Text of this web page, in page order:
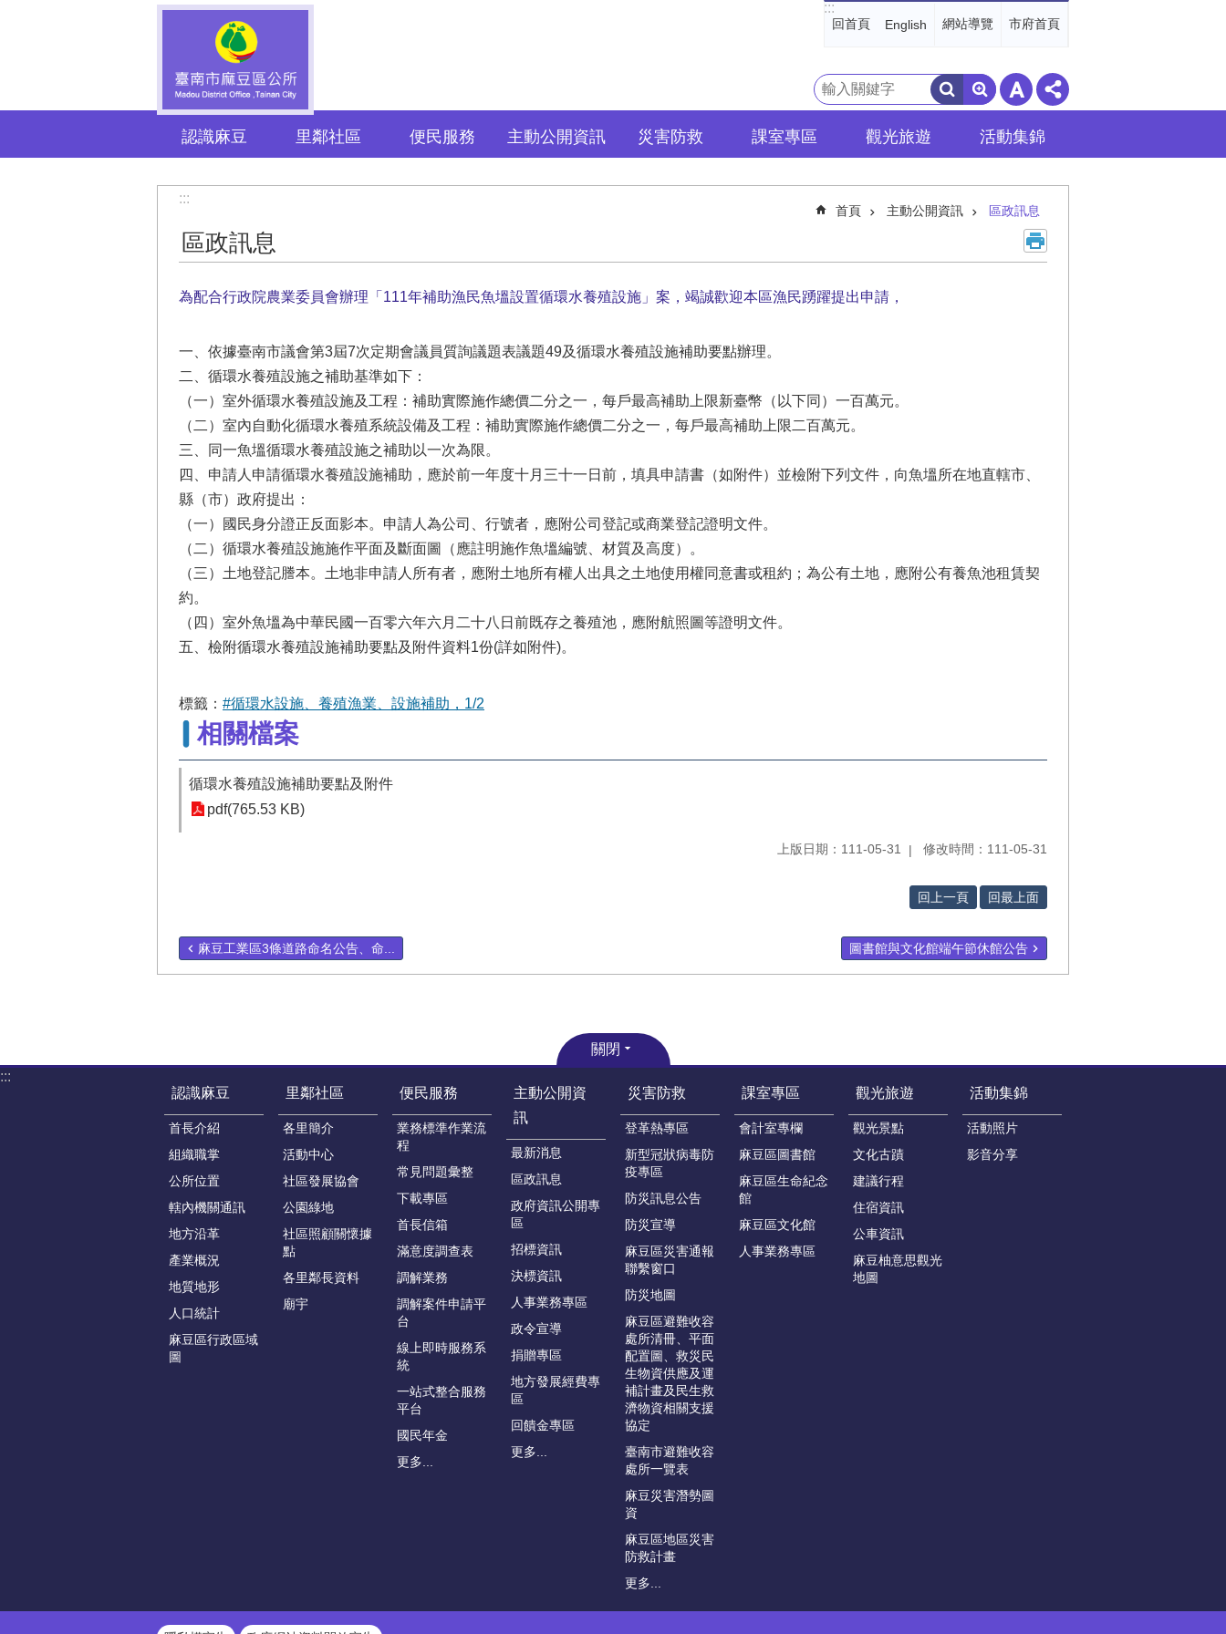
:::
回首頁 English 網站導覽 市府首頁
搜
尋
認識麻豆 里鄰社區 便民服務 主動公開資訊 災害防救 課室專區 觀光旅遊 活動集錦
:::
首頁 主動公開資訊 區政訊息
區政訊息
為配合行政院農業委員會辦理「111年補助漁民魚塭設置循環水養殖設施」案，竭誠歡迎本區漁民踴躍提出申請，
一、依據臺南市議會第3屆7次定期會議員質詢議題表議題49及循環水養殖設施補助要點辦理。
二、循環水養殖設施之補助基準如下：
（一）室外循環水養殖設施及工程：補助實際施作總價二分之一，每戶最高補助上限新臺幣（以下同）一百萬元。
（二）室內自動化循環水養殖系統設備及工程：補助實際施作總價二分之一，每戶最高補助上限二百萬元。
三、同一魚塭循環水養殖設施之補助以一次為限。
四、申請人申請循環水養殖設施補助，應於前一年度十月三十一日前，填具申請書（如附件）並檢附下列文件，向魚塭所在地直轄市、
縣（市）政府提出：
（一）國民身分證正反面影本。申請人為公司、行號者，應附公司登記或商業登記證明文件。
（二）循環水養殖設施施作平面及斷面圖（應註明施作魚塭編號、材質及高度）。
（三）土地登記謄本。土地非申請人所有者，應附土地所有權人出具之土地使用權同意書或租約；為公有土地，應附公有養魚池租賃契
約。
（四）室外魚塭為中華民國一百零六年六月二十八日前既存之養殖池，應附航照圖等證明文件。
五、檢附循環水養殖設施補助要點及附件資料1份(詳如附件)。
標籤： #循環水設施、養殖漁業、設施補助，1/2
相關檔案
循環水養殖設施補助要點及附件
pdf(765.53 KB)
上版日期：111-05-31 修改時間：111-05-31
回上一頁 回最上面
麻豆工業區3條道路命名公告、命... 圖書館與文化館端午節休館公告
關閉
:::
認識麻豆
首長介紹
組織職掌
公所位置
轄內機關通訊
地方沿革
產業概況
地質地形
人口統計
麻豆區行政區域
圖
里鄰社區
各里簡介
活動中心
社區發展協會
公園綠地
社區照顧關懷據
點
各里鄰長資料
廟宇
便民服務
業務標準作業流
程
常見問題彙整
下載專區
首長信箱
滿意度調查表
調解業務
調解案件申請平
台
線上即時服務系
統
一站式整合服務
平台
國民年金
更多...
主動公開資
訊
最新消息
區政訊息
政府資訊公開專
區
招標資訊
決標資訊
人事業務專區
政令宣導
捐贈專區
地方發展經費專
區
回饋金專區
更多...
災害防救
登革熱專區
新型冠狀病毒防
疫專區
防災訊息公告
防災宣導
麻豆區災害通報
聯繫窗口
防災地圖
麻豆區避難收容
處所清冊、平面
配置圖、救災民
生物資供應及運
補計畫及民生救
濟物資相關支援
協定
臺南市避難收容
處所一覽表
麻豆災害潛勢圖
資
麻豆區地區災害
防救計畫
更多...
課室專區
會計室專欄
麻豆區圖書館
麻豆區生命紀念
館
麻豆區文化館
人事業務專區
觀光旅遊
觀光景點
文化古蹟
建議行程
住宿資訊
公車資訊
麻豆柚意思觀光
地圖
活動集錦
活動照片
影音分享